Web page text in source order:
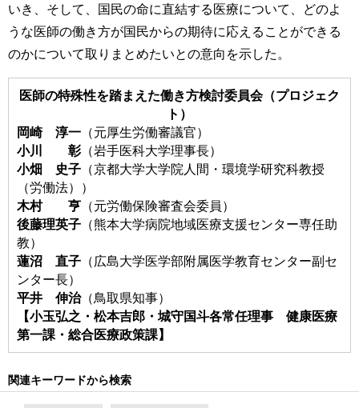
いき、そして、国民の命に直結する医療について、どのよ
うな医師の働き方が国民からの期待に応えることができる
のかについて取りまとめたいとの意向を示した。
医師の特殊性を踏まえた働き方検討委員会（プロジェク
ト）
岡崎 淳一 （元厚生労働審議官）
小川 彰（岩手医科大学理事長）
小畑 史子 （京都大学大学院人間・環境学研究科教授
（労働法））
木村 亨 （元労働保険審査会委員）
後藤理英子 （熊本大学病院地域医療支援センター専任助
教）
蓮沼 直子 （広島大学医学部附属医学教育センター副セ
ンター長）
平井 伸治（鳥取県知事）
【小玉弘之・松本吉郎・城守国斗各常任理事 健康医療
第一課・総合医療政策課】
関連キーワードから検索